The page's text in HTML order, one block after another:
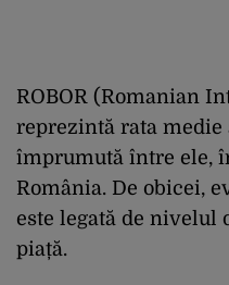
ROBOR (Romanian
reprezintă rata medie
împrumută între ele,
România. De obicei,
este legată de nivelul
piață.